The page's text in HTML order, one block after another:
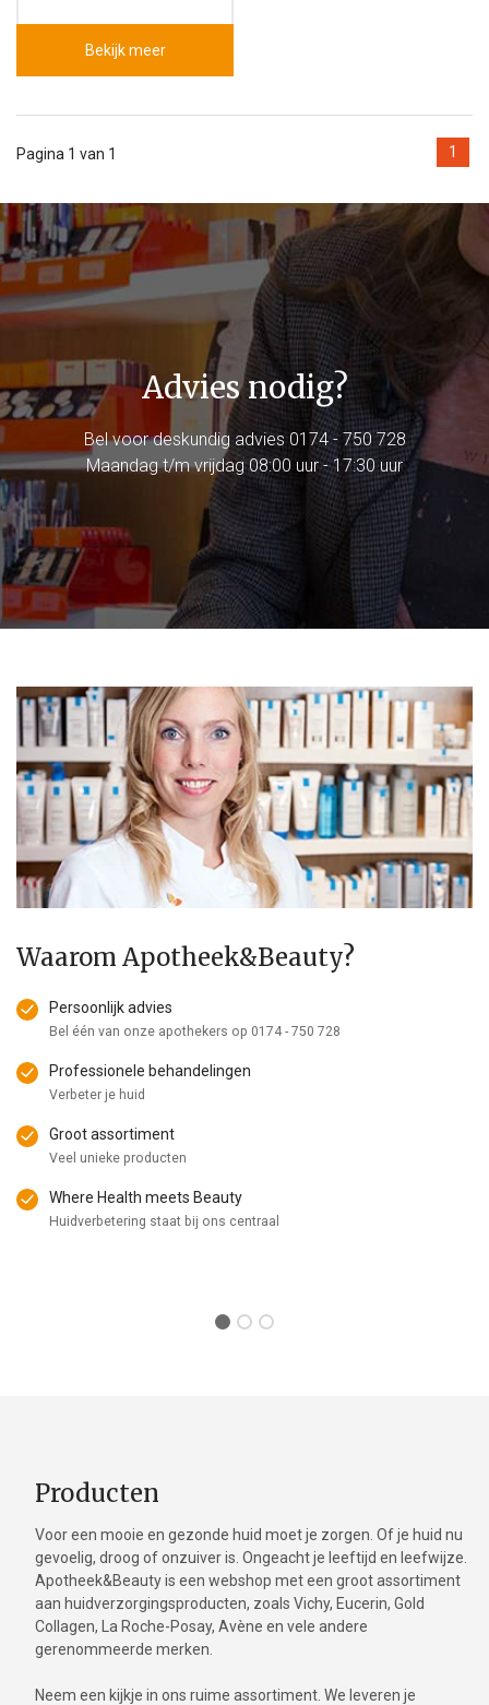
Bekijk meer
Pagina 1 van 1 1
Advies nodig?
Bel voor deskundig advies0174 - 750 728
Maandag t/m vrijdag 08:00 uur - 17:30 uur
Waarom Apotheek&Beauty?
Persoonlijk advies
Bel één van onze apothekers op 0174 - 750 728
Professionele behandelingen
Verbeter je huid
Groot assortiment
Veel unieke producten
Where Health meets Beauty
Huidverbetering staat bij ons centraal
Producten
Voor een mooie en gezonde huid moet je zorgen. Of je huid nu
gevoelig, droog of onzuiver is. Ongeacht je leeftijd en leefwijze.
Apotheek&Beauty is een webshop met een groot assortiment
aan huidverzorgingsproducten, zoals Vichy, Eucerin, Gold
Collagen, La Roche-Posay, Avène en vele andere
gerenommeerde merken.
Neem een kijkje in ons ruime assortiment. We leveren je